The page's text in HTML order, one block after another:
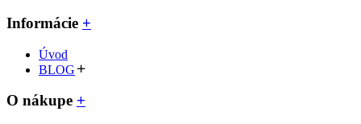
Informácie +
Úvod
BLOG
O nákupe +